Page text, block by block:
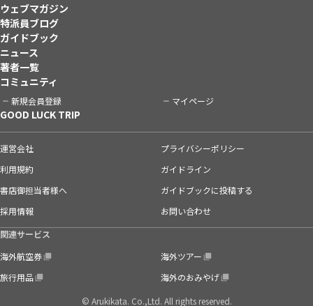
ウェブマガジン
特派員ブログ
ガイドブック
ニュース
著者一覧
コミュニティ
新規会員登録 マイページ
GOOD LUCK TRIP
運営会社
プライバシーポリシー
利用規約
ガイドライン
書店御担当者様へ
ガイドブックに投稿する
採用情報
お問い合わせ
関連サービス
海外航空券
海外ツアー
旅行用品
海外のおみやげ
© Arukikata. Co.,Ltd. All rights reserved.